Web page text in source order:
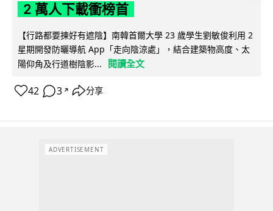
2 萬人下載衝榜首
【行路都要揀好有遮陰】南韓首爾大學 23 歲學生劉敏俊利用 2
星期開發防曬導航 App「走向陰涼處」，結合建築物高度、太
陽仰角及行道樹陰影...
閱讀全文
42 3 ↗ 分享
ADVERTISEMENT